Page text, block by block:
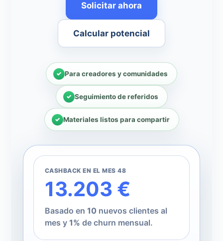
Solicitar ahora
Calcular potencial
Para creadores y comunidades
Seguimiento de referidos
Materiales listos para compartir
CASHBACK EN EL MES 48
13.203 €
Basado en 10 nuevos clientes al
mes y 1% de churn mensual.